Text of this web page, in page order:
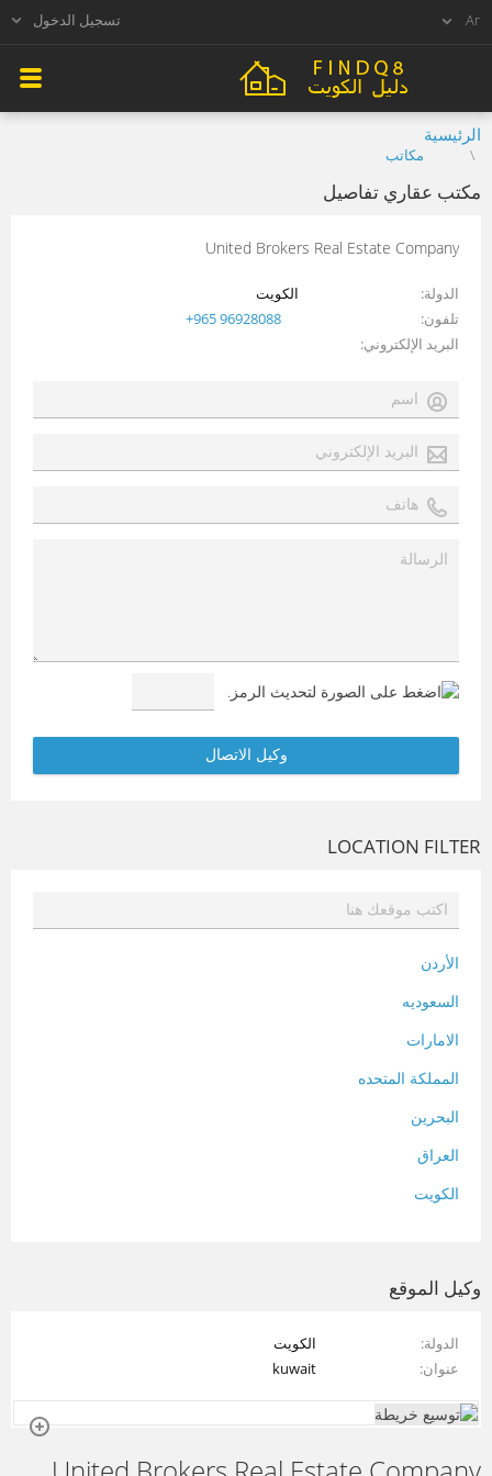
تسجيل الدخول
الرئيسية
مكاتب
مكتب عقاري تفاصيل
United Brokers Real Estate Company
الدولة
الكويت
تلفون
+965 96928088
البريد الإلكتروني
LOCATION FILTER
الأردن
السعوديه
الامارات
المملكة المتحده
البحرين
العراق
الكويت
فلسطين
سوريا
تونس
وكيل الموقع
الدولة
الكويت
عنوان
kuwait